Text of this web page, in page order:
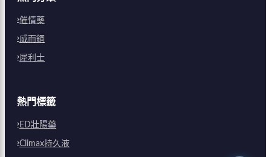
催情藥
威而鋼
犀利士
熱門標籤
ED壯陽藥
Climax持久液